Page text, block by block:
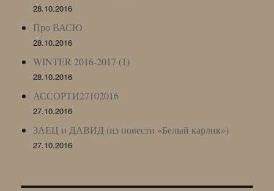
28.10.2016
Про ВАСЮ
28.10.2016
WINTER 2016-2017 (1)
28.10.2016
АССОРТИ27102016
27.10.2016
ЗАЕЦ и ДАВИД (из повести «Белый карлик»)
27.10.2016